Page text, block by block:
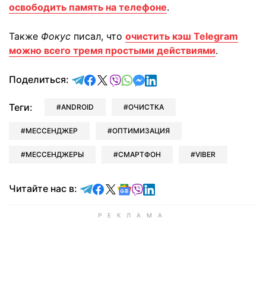
освободить память на телефоне.
Также Фокус писал, что очистить кэш Telegram
можно всего тремя простыми действиями.
Поделиться: отправить в Telegram
поделиться в Facebook
поделиться в X
отправить в Viber
отправить в Whatsapp
отправить в Messenger
отправить в LinkedIn
Теги: ANDROID ОЧИСТКА
МЕССЕНДЖЕР ОПТИМИЗАЦИЯ
МЕССЕНДЖЕРЫ СМАРТФОН VIBER
Читайте нас в: Читайте в Telegram
Читайте в Facebook
Читайте в X
Читайте в Google news
Читайте в Viber
Читайте в LinkedIn